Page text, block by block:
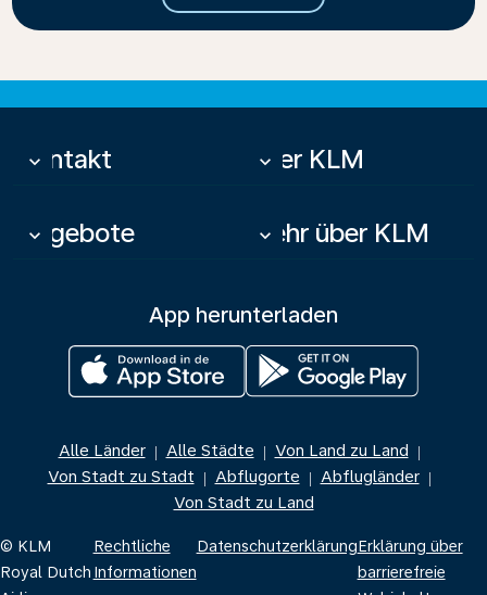
Kontakt
keyboard_arrow_down Über KLM
keyboard_arrow_down
Angebote
keyboard_arrow_down Mehr über KLM
keyboard_arrow_down
App herunterladen
Alle Länder | Alle Städte | Von Land zu Land |
Von Stadt zu Stadt | Abflugorte | Abflugländer |
Von Stadt zu Land
© KLM
Royal Dutch
Rechtliche
Informationen
DatenschutzerklärungErklärung über
barrierefreie